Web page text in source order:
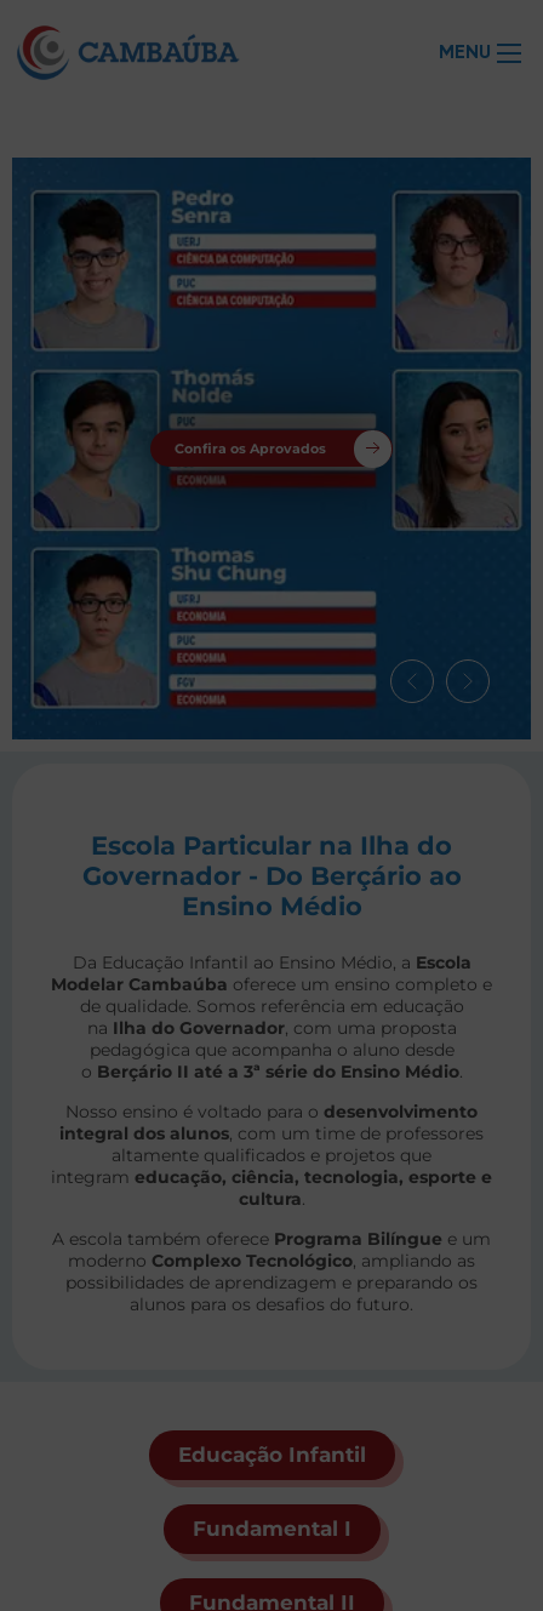
Confira os Aprovados
Escola Particular na Ilha do
Governador - Do Berçário ao
Ensino Médio
Da Educação Infantil ao Ensino Médio, a Escola
Modelar Cambaúba oferece um ensino completo e
de qualidade. Somos referência em educação
na Ilha do Governador, com uma proposta
pedagógica que acompanha o aluno desde
o Berçário II até a 3ª série do Ensino Médio.
Nosso ensino é voltado para o desenvolvimento
integral dos alunos, com um time de professores
altamente qualificados e projetos que
integram educação, ciência, tecnologia, esporte e
cultura.
A escola também oferece Programa Bilíngue e um
moderno Complexo Tecnológico, ampliando as
possibilidades de aprendizagem e preparando os
alunos para os desafios do futuro.
Educação Infantil
Fundamental I
Fundamental II
MENU